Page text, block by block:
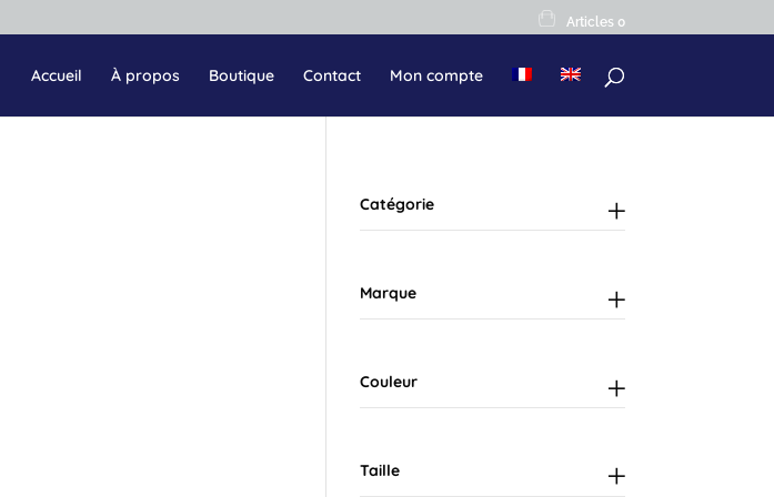
Articles 0
Accueil À propos Boutique Contact Mon compte
Catégorie
Marque
Couleur
Taille